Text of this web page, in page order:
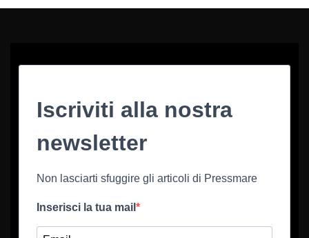
Iscriviti alla nostra
newsletter
Non lasciarti sfuggire gli articoli di Pressmare
Inserisci la tua mail